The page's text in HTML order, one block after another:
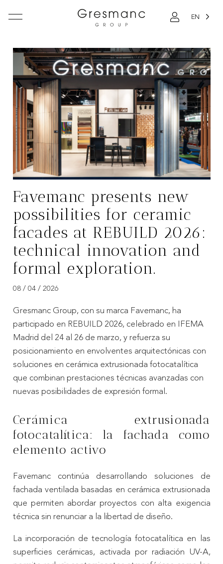
EN
Favemanc presents new
possibilities for ceramic
facades at REBUILD 2026:
technical innovation and
formal exploration.
08 / 04 / 2026
Gresmanc Group, con su marca Favemanc, ha
participado en REBUILD 2026, celebrado en IFEMA
Madrid del 24 al 26 de marzo, y refuerza su
posicionamiento en envolventes arquitectónicas con
soluciones en cerámica extrusionada fotocatalítica
que combinan prestaciones técnicas avanzadas con
nuevas posibilidades de expresión formal.
Cerámica extrusionada
fotocatalítica: la fachada como
elemento activo
Favemanc continúa desarrollando soluciones de
fachada ventilada basadas en cerámica extrusionada
que permiten abordar proyectos con alta exigencia
técnica sin renunciar a la libertad de diseño.
La incorporación de tecnología fotocatalítica en las
superficies cerámicas, activada por radiación UV-A,